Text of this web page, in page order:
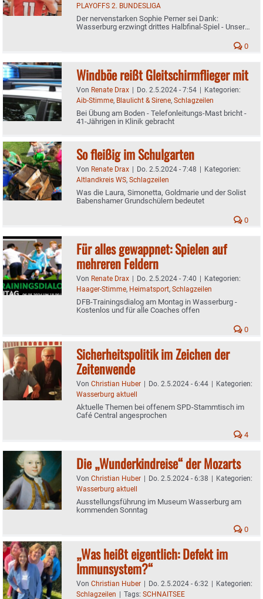
PLAYOFFS 2. BUNDESLIGA
Der nervenstarken Sophie Perner sei Dank:
Wasserburg erzwingt drittes Halbfinal-Spiel - Unsere
0
Windböe reißt Gleitschirmflieger mit
Von Renate Drax | Do. 2.5.2024 - 7:54 | Kategorien:
Aib-Stimme, Blaulicht & Sirene, Schlagzeilen
Bei Übung am Boden - Telefonleitungs-Mast bricht -
41-Jährigen in Klinik gebracht
So fleißig im Schulgarten
Von Renate Drax | Do. 2.5.2024 - 7:48 | Kategorien:
Altlandkreis WS, Schlagzeilen
Was die Laura, Simonetta, Goldmarie und der Solist
Babenshamer Grundschülern bedeutet
0
Für alles gewappnet: Spielen auf
mehreren Feldern
Von Renate Drax | Do. 2.5.2024 - 7:40 | Kategorien:
Haager-Stimme, Heimatsport, Schlagzeilen
DFB-Trainingsdialog am Montag in Wasserburg -
Kostenlos und für alle Coaches offen
0
Sicherheitspolitik im Zeichen der
Zeitenwende
Von Christian Huber | Do. 2.5.2024 - 6:44 | Kategorien:
Wasserburg aktuell
Aktuelle Themen bei offenem SPD-Stammtisch im
Café Central angesprochen
4
Die „Wunderkindreise“ der Mozarts
Von Christian Huber | Do. 2.5.2024 - 6:38 | Kategorien:
Wasserburg aktuell
Ausstellungsführung im Museum Wasserburg am
kommenden Sonntag
0
„Was heißt eigentlich: Defekt im
Immunsystem?“
Von Christian Huber | Do. 2.5.2024 - 6:32 | Kategorien:
Schlagzeilen | Tags: SCHNAITSEE